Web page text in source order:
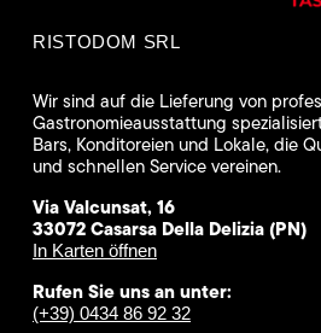
RISTODOM SRL
Wir sind auf die Lieferung von
Gastronomieausstattung
Bars, Konditoreien und Lokale, die
und schnellen Service vereinen.
Via Valcunsat, 16
33072 Casarsa Della Delizia (PN)
In Karten öffnen
Rufen Sie uns an unter:
(+39) 0434 86 92 32